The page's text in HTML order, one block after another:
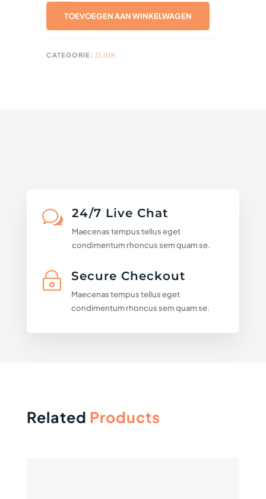
VLIEGTUIGBAND
AANTAL
TOEVOEGEN AAN WINKELWAGEN
CATEGORIE:ZLINK
w 24/7 Live Chat
Maecenas tempus tellus eget
condimentum rhoncus sem quam se.
~ Secure Checkout
Maecenas tempus tellus eget
condimentum rhoncus sem quam se.
Related Products